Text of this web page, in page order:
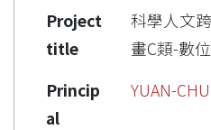
Project
title
科學人文
畫C類-數
Princip
al
YUAN-